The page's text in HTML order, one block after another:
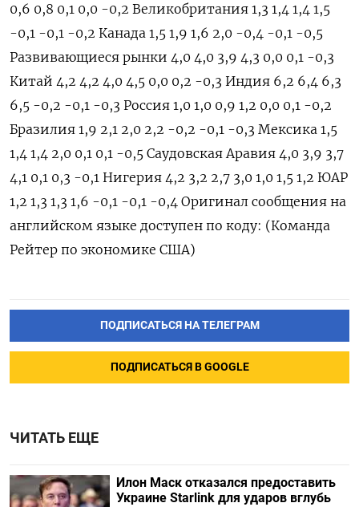
0,6 0,8 0,1 0,0 -0,2 Великобритания 1,3 1,4 1,4 1,5
-0,1 -0,1 -0,2 Канада 1,5 1,9 1,6 2,0 -0,4 -0,1 -0,5
Развивающиеся рынки 4,0 4,0 3,9 4,3 0,0 0,1 -0,3
Китай 4,2 4,2 4,0 4,5 0,0 0,2 -0,3 Индия 6,2 6,4 6,3
6,5 -0,2 -0,1 -0,3 Россия 1,0 1,0 0,9 1,2 0,0 0,1 -0,2
Бразилия 1,9 2,1 2,0 2,2 -0,2 -0,1 -0,3 Мексика 1,5
1,4 1,4 2,0 0,1 0,1 -0,5 Саудовская Аравия 4,0 3,9 3,7
4,1 0,1 0,3 -0,1 Нигерия 4,2 3,2 2,7 3,0 1,0 1,5 1,2 ЮАР
1,2 1,3 1,3 1,6 -0,1 -0,1 -0,4 Оригинал сообщения на
английском языке доступен по коду: (Команда
Рейтер по экономике США)
ПОДПИСАТЬСЯ НА ТЕЛЕГРАМ
ПОДПИСАТЬСЯ В GOOGLE
ЧИТАТЬ ЕЩЕ
Илон Маск отказался предоставить
Украине Starlink для ударов вглубь